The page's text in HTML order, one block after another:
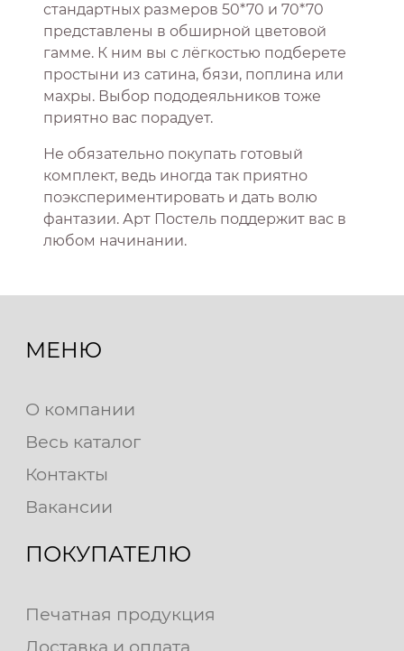
стандартных размеров 50*70 и 70*70
представлены в обширной цветовой
гамме. К ним вы с лёгкостью подберете
простыни из сатина, бязи, поплина или
махры. Выбор пододеяльников тоже
приятно вас порадует.
Не обязательно покупать готовый
комплект, ведь иногда так приятно
поэкспериментировать и дать волю
фантазии. Арт Постель поддержит вас в
любом начинании.
МЕНЮ
О компании
Весь каталог
Контакты
Вакансии
ПОКУПАТЕЛЮ
Печатная продукция
Доставка и оплата